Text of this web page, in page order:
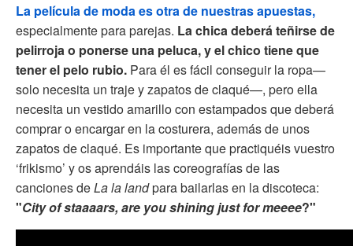
La película de moda es otra de nuestras apuestas,
especialmente para parejas. La chica deberá teñirse de
pelirroja o ponerse una peluca, y el chico tiene que
tener el pelo rubio. Para él es fácil conseguir la ropa—
solo necesita un traje y zapatos de claqué—, pero ella
necesita un vestido amarillo con estampados que deberá
comprar o encargar en la costurera, además de unos
zapatos de claqué. Es importante que practiquéis vuestro
‘frikismo’ y os aprendáis las coreografías de las
canciones deLa la landpara bailarlas en la discoteca:
"City of staaaars, are you shining just for meeee?"